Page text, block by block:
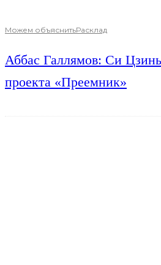
Можем объяснитьРасклад
Аббас Галлямов: Си
проекта «Преемник»